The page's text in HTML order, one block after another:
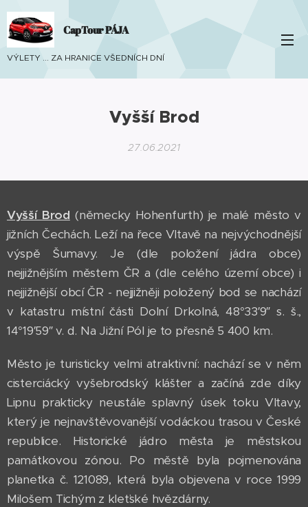
CapTour PÁJA
VÝLETY ... ZA HRANICE VŠEDNÍCH DNÍ
Vyšší Brod
27.06.2021
Vyšší Brod (německy Hohenfurth) je malé město v
jižních Čechách. Leží na řece Vltavě na nejvýchodnější
výspě Šumavy. Je (dle položení jádra obce)
nejjižnějším městem ČR a (dle celého území obce) i
nejjižnější obcí ČR - nejjižněji položený bod se nachází
v katastru místní části Dolní Drkolná, 48°33′9″ s. š.,
14°19′59″ v. d. Na Jižní Pól je to přesně 5 400 km.
Město je turisticky velmi atraktivní: nachází se v něm
cisterciácký vyšebrodský klášter a začíná zde díky
Lipnu prakticky neustále splavný úsek toku Vltavy,
který je nejnavštěvovanější vodáckou trasou v České
republice. Historické jádro města je městskou
památkovou zónou. Po městě byla pojmenována
planetka č. 121089, která byla objevena v roce 1999
Milošem Tichým z kleťské hvězdárny.